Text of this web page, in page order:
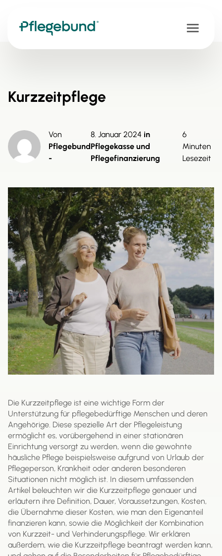
Kurzzeitpflege
Von
Pflegebund
-
8. Januar 2024 in
Pflegekasse und
Pflegefinanzierung
6
Minuten
Lesezeit
Die Kurzzeitpflege ist eine wichtige Form der
Unterstützung für pflegebedürftige Menschen und deren
Angehörige. Diese spezielle Art der Pflegeleistung
ermöglicht es, vorübergehend in einer stationären
Einrichtung versorgt zu werden, wenn die gewohnte
häusliche Pflege beispielsweise aufgrund von Urlaub der
Pflegeperson, Krankheit oder anderen besonderen
Situationen nicht möglich ist. In diesem umfassenden
Artikel beleuchten wir die Kurzzeitpflege genauer und
erläutern ihre Definition, Dauer, Voraussetzungen, Kosten,
die Übernahme dieser Kosten, wie man den Eigenanteil
finanzieren kann, sowie die Möglichkeit der Kombination
von Kurzzeit- und Verhinderungspflege. Wir erklären
außerdem, wie die Kurzzeitpflege beantragt werden kann,